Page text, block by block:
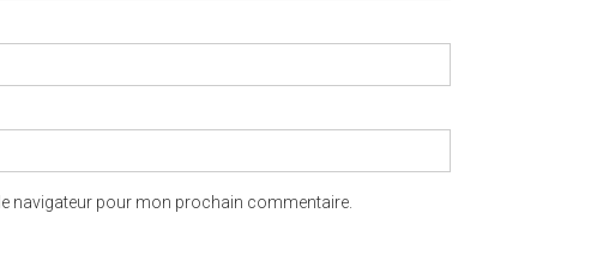
navigateur pour mon prochain commentaire.